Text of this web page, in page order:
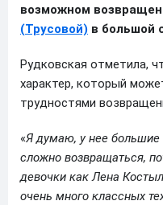
возможном
(Трусовой) в большой
Рудковская отметила,
характер, который
трудностями
«Я думаю, у нее большие
сложно возвращаться,
девочки как Лена
очень много классных